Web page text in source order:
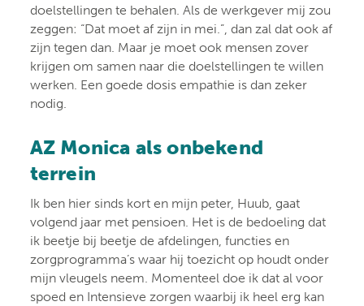
doelstellingen te behalen. Als de werkgever mij zou
zeggen: “Dat moet af zijn in mei.”, dan zal dat ook af
zijn tegen dan. Maar je moet ook mensen zover
krijgen om samen naar die doelstellingen te willen
werken. Een goede dosis empathie is dan zeker
nodig.
AZ Monica als onbekend
terrein
Ik ben hier sinds kort en mijn peter, Huub, gaat
volgend jaar met pensioen. Het is de bedoeling dat
ik beetje bij beetje de afdelingen, functies en
zorgprogramma’s waar hij toezicht op houdt onder
mijn vleugels neem. Momenteel doe ik dat al voor
spoed en Intensieve zorgen waarbij ik heel erg kan